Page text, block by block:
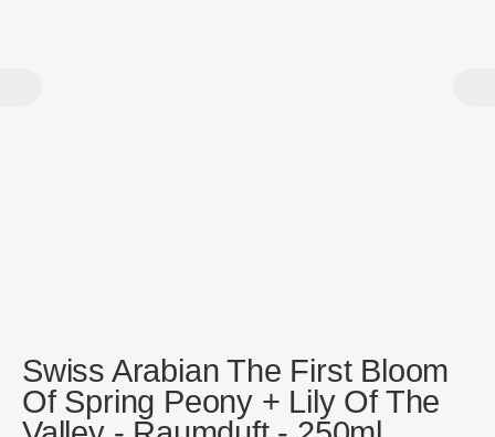
Swiss Arabian The First Bloom
Of Spring Peony + Lily Of The